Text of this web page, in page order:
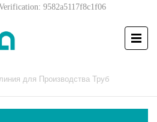
9582a5117f8c1f06
для Производства Труб